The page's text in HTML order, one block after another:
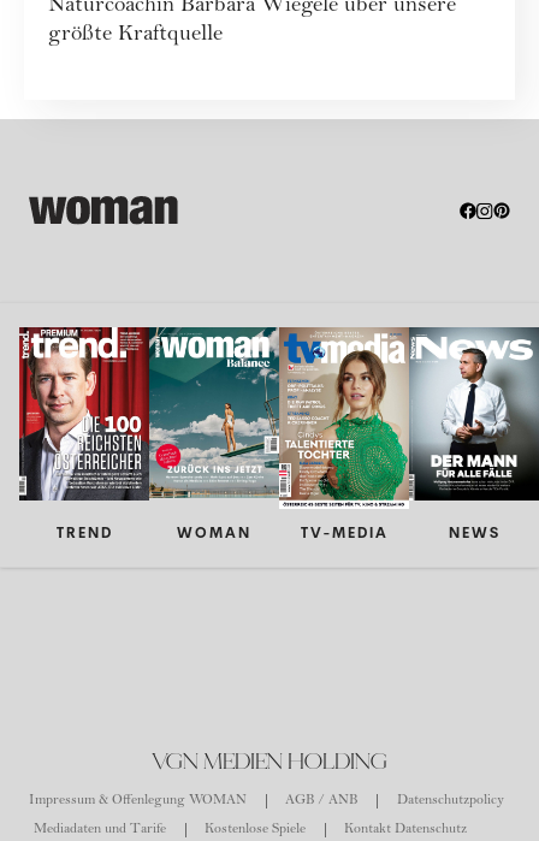
Naturcoachin Barbara Wiegele über unsere
größte Kraftquelle
TREND WOMAN TV-MEDIA NEWS
VGN MEDIEN HOLDING
Impressum & Offenlegung WOMAN AGB / ANB
Datenschutzpolicy
Mediadaten und Tarife
Kostenlose Spiele Kontakt Datenschutz